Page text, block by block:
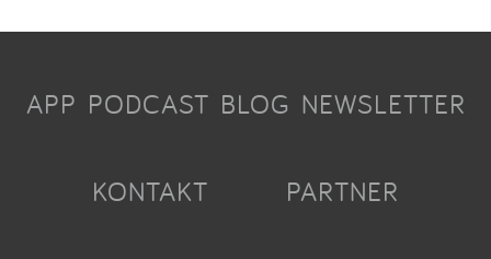
APP PODCAST BLOG NEWSLETTER
KONTAKT PARTNER